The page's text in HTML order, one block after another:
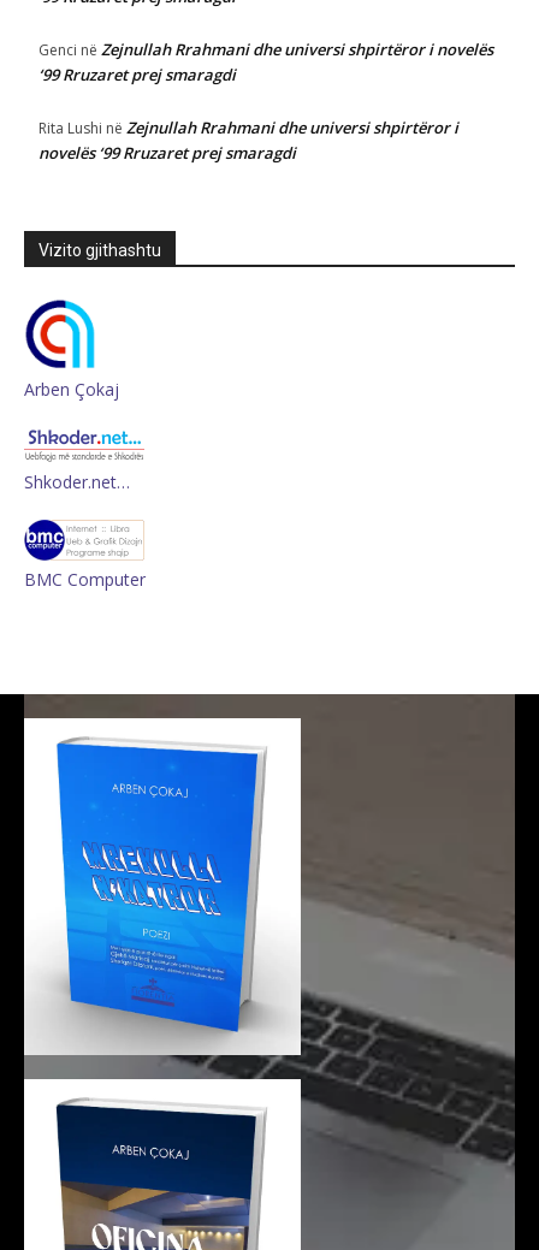
Genci në Zejnullah Rrahmani dhe universi shpirtëror i novelës
‘99 Rruzaret prej smaragdi
Rita Lushi në Zejnullah Rrahmani dhe universi shpirtëror i
novelës ‘99 Rruzaret prej smaragdi
Vizito gjithashtu
Arben Çokaj
Shkoder.net…
BMC Computer